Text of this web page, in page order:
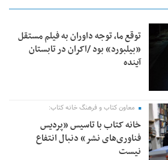
توقع ما، توجه داوران به فیلم مستقل
«بیلبورد» بود /اکران در تابستان
آینده
معاون کتاب و فرهنگ خانه کتاب:
خانه کتاب با تاسیس «پردیس
فناوری‌های نشر» دنبال انتفاع
نیست